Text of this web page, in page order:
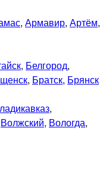
, Армавир, Артём,
, Белгород,
, Братск, Брянск
,
Волжский, Вологда,